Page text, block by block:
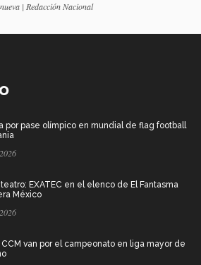
| Redacción Nacional
por pase olímpico en mundial de flag football
EXATEC en el elenco de El Fantasma
México
CCM van por el campeonato en liga mayor de